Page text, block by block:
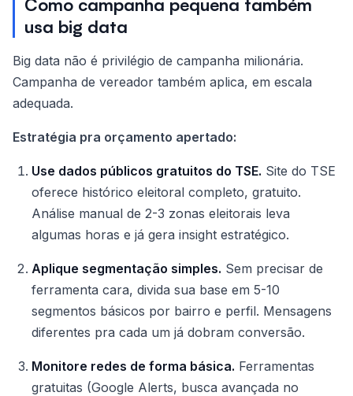
Como campanha pequena também
usa big data
Big data não é privilégio de campanha milionária.
Campanha de vereador também aplica, em escala
adequada.
Estratégia pra orçamento apertado:
Use dados públicos gratuitos do TSE. Site do TSE
oferece histórico eleitoral completo, gratuito.
Análise manual de 2-3 zonas eleitorais leva
algumas horas e já gera insight estratégico.
Aplique segmentação simples. Sem precisar de
ferramenta cara, divida sua base em 5-10
segmentos básicos por bairro e perfil. Mensagens
diferentes pra cada um já dobram conversão.
Monitore redes de forma básica. Ferramentas
gratuitas (Google Alerts, busca avançada no